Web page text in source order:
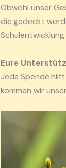
Obwohl unser
die gedeckt
Eure
Jede Spende
kommen wir